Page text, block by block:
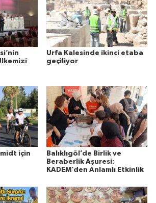
Urfa Kalesinde ikinci etaba
geçiliyor
için
Balıklıgöl’de Birlik ve
Beraberlik Aşuresi:
KADEM’den Anlamlı Etkinlik